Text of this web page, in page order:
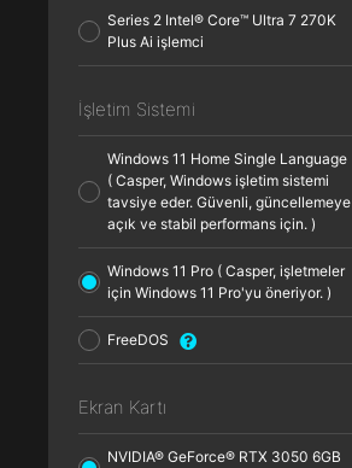
Series 2 Intel® Core™ Ultra 7 270K
Plus Ai işlemci
İşletim Sistemi
Windows 11 Home Single Language
( Casper, Windows işletim sistemi
tavsiye eder. Güvenli, güncellemeye
açık ve stabil performans için. )
Windows 11 Pro ( Casper, işletmeler
için Windows 11 Pro'yu öneriyor. )
FreeDOS
Ekran Kartı
NVIDIA® GeForce® RTX 3050 6GB